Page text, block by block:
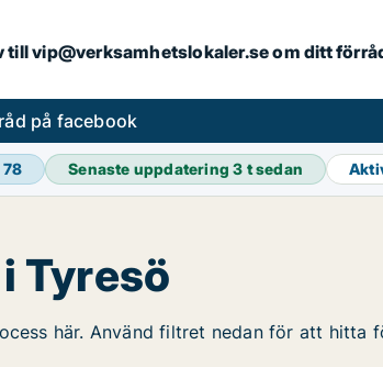
till vip@verksamhetslokaler.se om ditt
på facebook
78 Senaste uppdatering3 t sedan
Tyresö
här. Använd filtret nedan för att hitta